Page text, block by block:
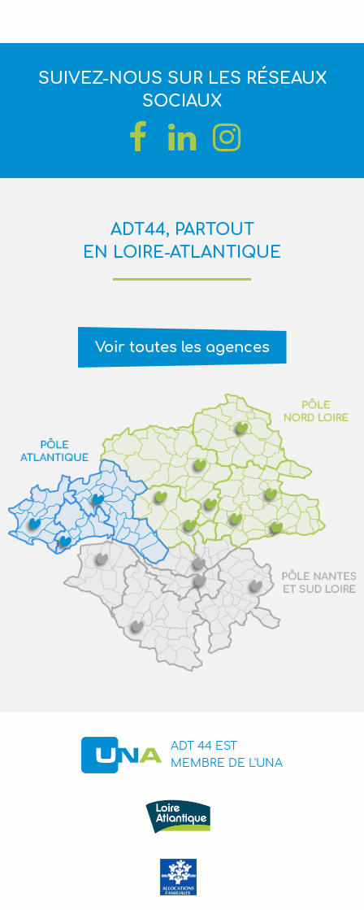
SUIVEZ-NOUS SUR LES RÉSEAUX
SOCIAUX
ADT44, PARTOUT
EN LOIRE-ATLANTIQUE
Voir toutes les agences
ADT 44 EST
MEMBRE DE L'UNA